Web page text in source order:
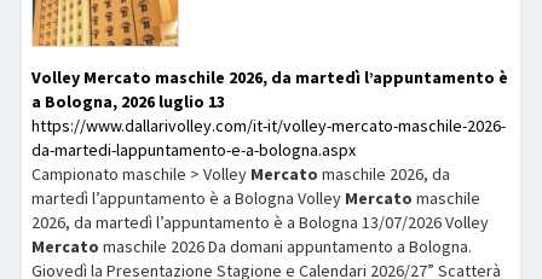
Volley Mercato maschile 2026, da martedì l’appuntamento è
a Bologna, 2026 luglio 13
https://www.dallarivolley.com/it-it/volley-mercato-maschile-2026-
da-martedi-lappuntamento-e-a-bologna.aspx
Campionato maschile > Volley Mercato maschile 2026, da
martedì l’appuntamento è a Bologna Volley Mercato maschile
2026, da martedì l’appuntamento è a Bologna 13/07/2026 Volley
Mercato maschile 2026 Da domani appuntamento a Bologna.
Giovedì la Presentazione Stagione e Calendari 2026/27” Scatterà